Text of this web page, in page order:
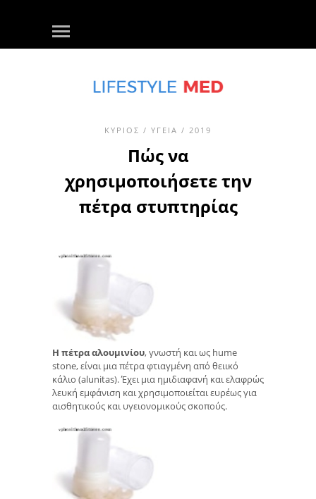
ΚΎΡΙΟΣ / ΥΓΕΊΑ / 2019
Πώς να
χρησιμοποιήσετε την
πέτρα στυπτηρίας
Η πέτρα αλουμινίου, γνωστή και ως hume
stone, είναι μια πέτρα φτιαγμένη από θειικό
κάλιο (alunitas). Έχει μια ημιδιαφανή και ελαφρώς
λευκή εμφάνιση και χρησιμοποιείται ευρέως για
αισθητικούς και υγειονομικούς σκοπούς.